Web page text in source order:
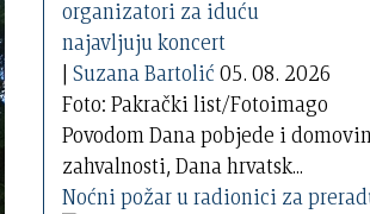
| Suzana Bartolić 05. 08. 2026
Foto: Pakrački list/Fotoimago
Povodom Dana pobjede i
zahvalnosti, Dana hrvatsk...
Noćni požar u radionici za